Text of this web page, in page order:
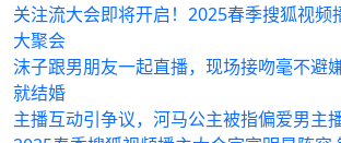
关注流大会即将开启！2025春季搜狐视频
大聚会
沫子跟男朋友一起直播，现场接吻毫不避
就结婚
主播互动引争议，河马公主被指偏爱男主